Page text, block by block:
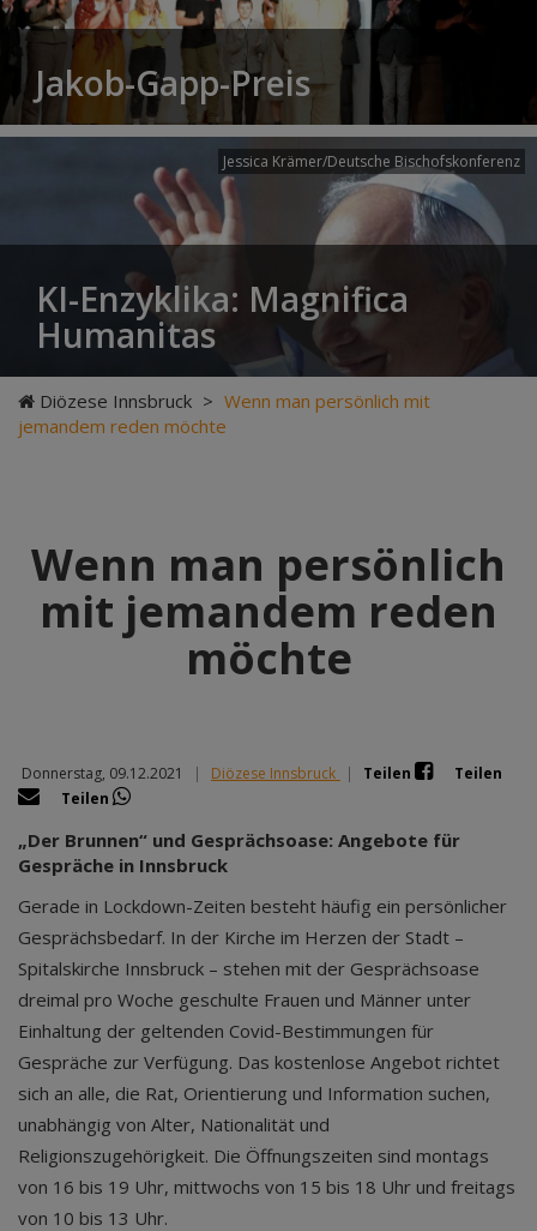
Jakob-Gapp-Preis
Jessica Krämer/Deutsche Bischofskonferenz
KI-Enzyklika: Magnifica
Humanitas
Diözese Innsbruck > Wenn man persönlich mit
jemandem reden möchte
Wenn man persönlich
mit jemandem reden
möchte
Donnerstag, 09.12.2021 | Diözese Innsbruck | Teilen
Teilen
Teilen
„Der Brunnen“ und Gesprächsoase: Angebote für
Gespräche in Innsbruck
Gerade in Lockdown-Zeiten besteht häufig ein persönlicher
Gesprächsbedarf. In der Kirche im Herzen der Stadt –
Spitalskirche Innsbruck – stehen mit der Gesprächsoase
dreimal pro Woche geschulte Frauen und Männer unter
Einhaltung der geltenden Covid-Bestimmungen für
Gespräche zur Verfügung. Das kostenlose Angebot richtet
sich an alle, die Rat, Orientierung und Information suchen,
unabhängig von Alter, Nationalität und
Religionszugehörigkeit. Die Öffnungszeiten sind montags
von 16 bis 19 Uhr, mittwochs von 15 bis 18 Uhr und freitags
von 10 bis 13 Uhr.